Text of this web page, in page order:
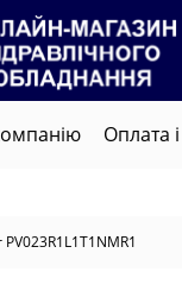
Оплата